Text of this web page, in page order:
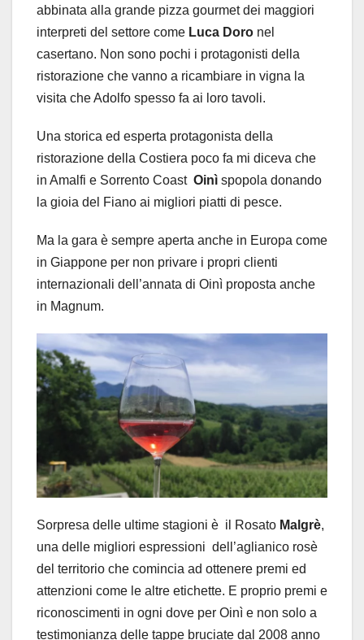
abbinata alla grande pizza gourmet dei maggiori
interpreti del settore come Luca Doro nel
casertano. Non sono pochi i protagonisti della
ristorazione che vanno a ricambiare in vigna la
visita che Adolfo spesso fa ai loro tavoli.
Una storica ed esperta protagonista della
ristorazione della Costiera poco fa mi diceva che
in Amalfi e Sorrento Coast Oinì spopola donando
la gioia del Fiano ai migliori piatti di pesce.
Ma la gara è sempre aperta anche in Europa come
in Giappone per non privare i propri clienti
internazionali dell’annata di Oinì proposta anche
in Magnum.
Sorpresa delle ultime stagioni è il Rosato Malgrè,
una delle migliori espressioni dell’aglianico rosè
del territorio che comincia ad ottenere premi ed
attenzioni come le altre etichette. E proprio premi e
riconoscimenti in ogni dove per Oinì e non solo a
testimonianza delle tappe bruciate dal 2008 anno